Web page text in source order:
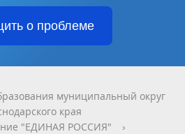
о проблеме
муниципальный округ
края
"ЕДИНАЯ РОССИЯ"
›